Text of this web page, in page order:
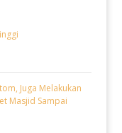
Juga Melakukan
Masjid Sampai